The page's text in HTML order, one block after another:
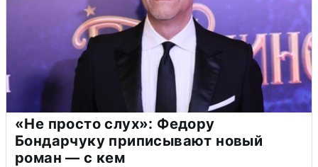
«Не просто слух»: Федору
Бондарчуку приписывают новый
роман — с кем